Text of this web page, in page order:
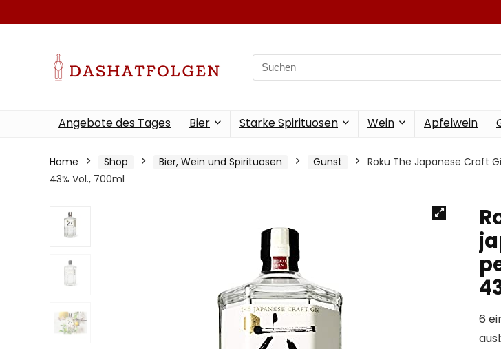
Search
for:
Angebote des Tages Bier Starke Spirituosen Wein Apfelwein
Home Shop Bier, Wein und Spirituosen Gunst
Roku The Japanese Craft
43% Vol., 700ml
6